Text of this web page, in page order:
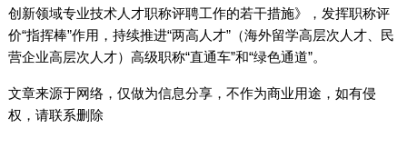
创新领域专业技术人才职称评聘工作的若干措施》，发挥职称评
价“指挥棒”作用，持续推进“两高人才”（海外留学高层次人才、民
营企业高层次人才）高级职称“直通车”和“绿色通道”。
文章来源于网络，仅做为信息分享，不作为商业用途，如有侵
权，请联系删除